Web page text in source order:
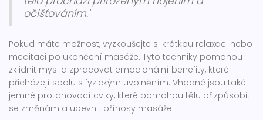
očišťováním.'
Pokud máte možnost, vyzkoušejte si krátkou relaxaci nebo
meditaci po ukončení masáže. Tyto techniky pomohou
zklidnit mysl a zpracovat emocionální benefity, které
přicházejí spolu s fyzickým uvolněním. Vhodné jsou také
jemné protahovací cviky, které pomohou tělu přizpůsobit
se změnám a upevnit přínosy masáže.